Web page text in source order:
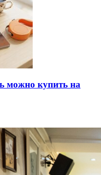
можно купить на